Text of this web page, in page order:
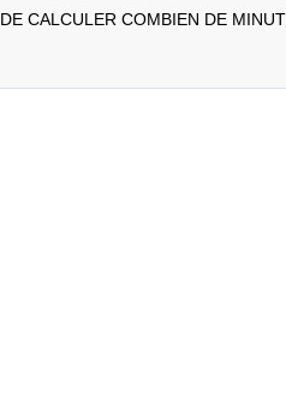
CALCULER COMBIEN DE